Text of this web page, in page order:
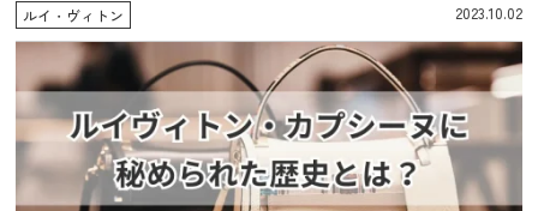
ルイ・ヴィトン 2023.10.02